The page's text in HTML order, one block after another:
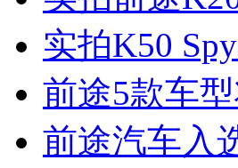
实拍K50
前途5款车
前途汽车入